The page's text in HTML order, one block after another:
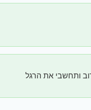
ותחשבי את הרגל